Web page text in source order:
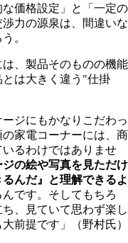
価格設定」と「一定の
力の源泉は、間違いな
。
、製品そのものの機能
は大きく違う"仕掛
ジにもかなりこだわっ
家電コーナーには、商
るわけではありませ
ジの絵や写真を見ただけ
んだ』と理解できるよ
です。そしてもちろ
、見ていて思わず楽し
前提です」（野村氏）